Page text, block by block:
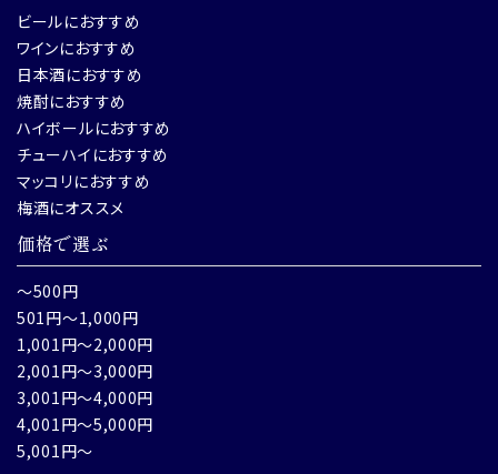
ビールにおすすめ
ワインにおすすめ
日本酒におすすめ
焼酎におすすめ
ハイボールにおすすめ
チューハイにおすすめ
マッコリにおすすめ
梅酒にオススメ
価格で選ぶ
～500円
501円～1,000円
1,001円～2,000円
2,001円～3,000円
3,001円～4,000円
4,001円～5,000円
5,001円～